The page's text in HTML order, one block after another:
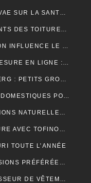
QUELS SONT LES BIENFAITS DU VAE SUR LA SANTÉ ?
LES AVANTAGES ET INCONVÉNIENTS DES TOITURES EN BARDEAUX
COMMENT LA DURÉE DE LOCATION INFLUENCE LE PRIX D’UNE BENNE ?
ACHETER DES FENÊTRES SUR MESURE EN LIGNE : GUIDE ET ASTUCES
COURS D’ALLEMAND À NUREMBERG : PETITS GROUPES, PROFESSEURS EXPÉRIMENTÉS, AMBIANCE CONVIVIALE
LE GUIDE DES SYSTÈMES AUDIO DOMESTIQUES POUR LES DÉBUTANTS
STRESS QUOTIDIEN : LES SOLUTIONS NATURELLES POUR RETROUVER VITALITÉ ET BIEN-ÊTRE
ÉQUIPEMENT CUISINE SUR MESURE AVEC TOFINOX MAROC
TOUTE L’ANNÉE
COMMENT REGARDER VOS ÉMISSIONS PRÉFÉRÉES PARTOUT EN FRANCE ?
TROUVER UN MEILLEUR FOURNISSEUR DE VÊTEMENTS TENDANCES POUR VOTRE BOUTIQUE